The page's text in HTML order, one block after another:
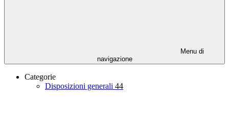
Menu di
navigazione
Categorie
Disposizioni generali 44